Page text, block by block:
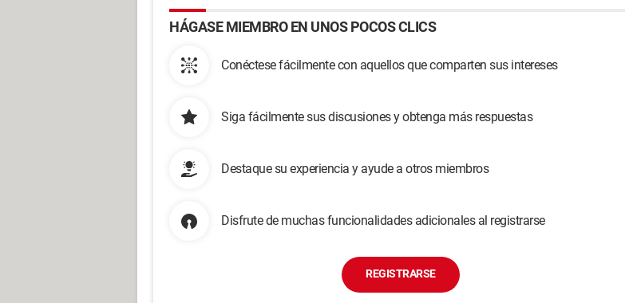
HÁGASE MIEMBRO EN UNOS POCOS CLICS
Conéctese fácilmente con aquellos que comparten sus intereses
Siga fácilmente sus discusiones y obtenga más respuestas
Destaque su experiencia y ayude a otros miembros
Disfrute de muchas funcionalidades adicionales al registrarse
REGISTRARSE